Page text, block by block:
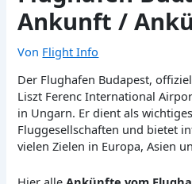
Ankunft /
Von Flight Info
Der Flughafen Budapest,
Liszt Ferenc International
in Ungarn. Er dient als
Fluggesellschaften und bietet
vielen Zielen in Europa, Asien